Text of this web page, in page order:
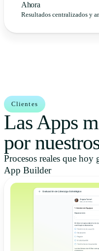
Ahora
Resultados centralizados y
Clientes
Las Apps
por
Procesos reales que hoy
App Builder